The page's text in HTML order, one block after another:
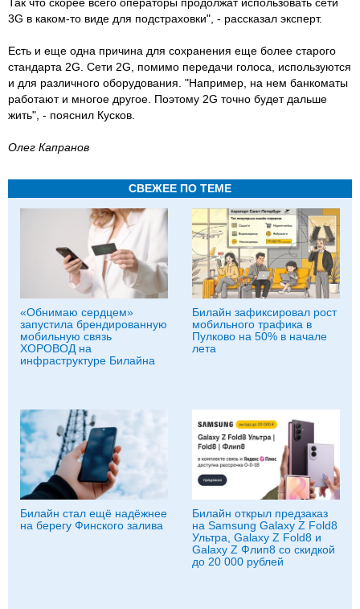
3G в каком-то виде для подстраховки", - рассказал эксперт.
Есть и еще одна причина для сохранения еще более старого
стандарта 2G. Сети 2G, помимо передачи голоса, используются
и для различного оборудования. "Например, на нем банкоматы
работают и многое другое. Поэтому 2G точно будет дальше
жить", - пояснил Кусков.
Олег Капранов
СВЕЖЕЕ ПО ТЕМЕ
«Обнимаю сердцем»
запустила брендированную
мобильную связь
ХОРОВОД на
инфраструктуре Билайна
Билайн зафиксировал рост
мобильного трафика в
Пулково на 50% в начале
лета
Билайн стал ещё надёжнее
на берегу Финского залива
Билайн открыл предзаказ
на Samsung Galaxy Z Fold8
Ультра, Galaxy Z Fold8 и
Galaxy Z Флип8 со скидкой
до 20 000 рублей